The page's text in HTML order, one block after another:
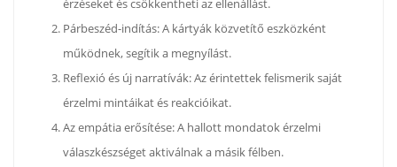
érzéseket és csökkentheti az ellenállást.
Párbeszéd-indítás: A kártyák közvetítő eszközként
működnek, segítik a megnyílást.
Reflexió és új narratívák: Az érintettek felismerik saját
érzelmi mintáikat és reakcióikat.
Az empátia erősítése: A hallott mondatok érzelmi
válaszkészséget aktiválnak a másik félben.